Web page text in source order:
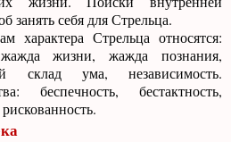
занять себя для Стрельца.
характера Стрельца относятся:
жизни, жажда познания,
склад ума, независимость.
беспечность, бестактность,